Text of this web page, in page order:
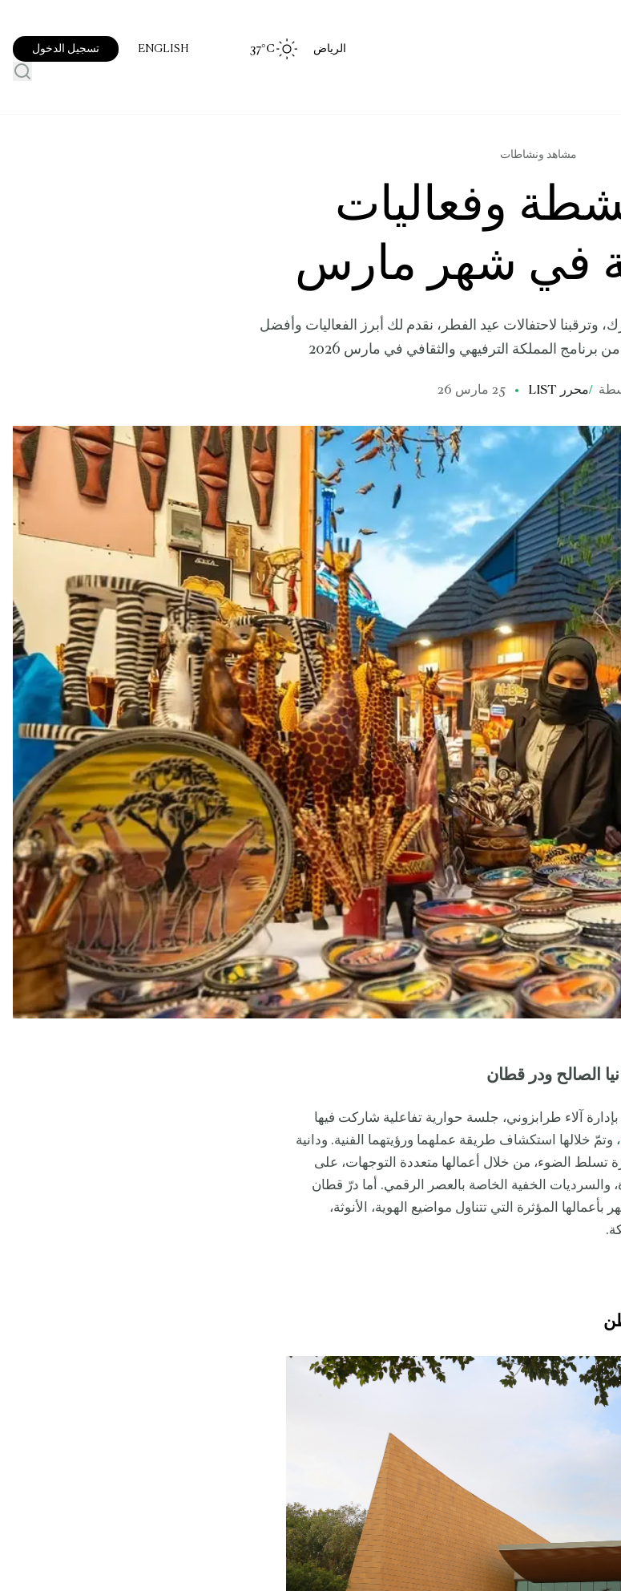
الرياض 37 °C
ENGLISH تسجيل الدخول
مشاهد ونشاطات
وفعاليات
في شهر مارس
وترقبنا لاحتفالات عيد الفطر، نقدم لك أبرز الفعاليات وأفضل
برنامج المملكة الترفيهي والثقافي في مارس 2026
/محرر LIST 25 مارس 26
آلاء طرابزوني، جلسة حوارية تفاعلية شاركت فيها
، وتمّ خلالها استكشاف طريقة عملهما ورؤيتهما الفنية. ودانية
تسلط الضوء، من خلال أعمالها متعددة التوجهات، على
والسرديات الخفية الخاصة بالعصر الرقمي. أما درّ قطان
المؤثرة التي تتناول مواضيع الهوية، الأنوثة،